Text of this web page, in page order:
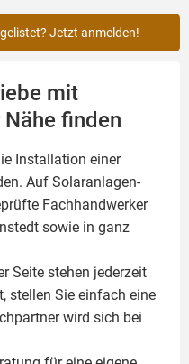
Jetzt anmelden!
mit
finden
Installation einer
Auf Solaranlagen-
Fachhandwerker
sowie in ganz
Seite stehen jederzeit
stellen Sie einfach eine
wird sich bei